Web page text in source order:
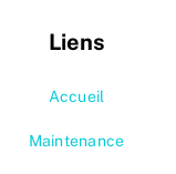
Liens
Accueil
Maintenance